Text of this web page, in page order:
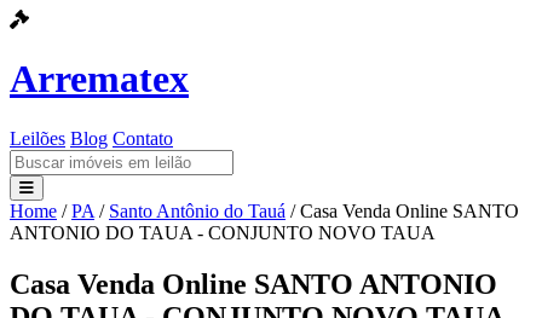
Arrematex
Leilões Blog Contato
Leilões
Blog
Home / PA / Santo Antônio do Tauá / Casa Venda Online SANTO
ANTONIO DO TAUA - CONJUNTO NOVO TAUA
Casa Venda Online SANTO ANTONIO